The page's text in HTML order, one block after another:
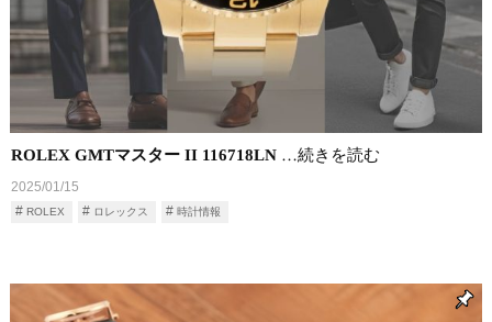
ROLEX GMTマスター II 116718LN …続きを読む
2025/01/15
ROLEX ロレックス 時計情報